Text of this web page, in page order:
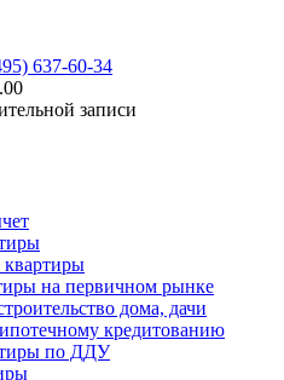
637-60-34
записи
на первичном рынке
дома, дачи
кредитованию
по ДДУ